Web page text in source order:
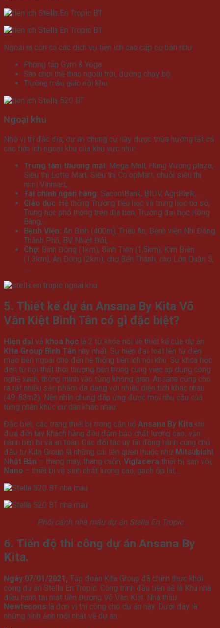
Ngoài ra còn có các dịch vụ tiện ích cao cấp cơ bản như:
Phòng tập Gym & Yoga.
Sân chơi thể thao ngoài trời, đường chạy bộ.
Trường mẫu giáo nội khu.
Ngoại khu
Nhờ vị trí đắc địa, dự án chung cư này được thừa hưởng tất cả
các tiện ích ngoại khu của khu vực như:
Trung tâm thương mại: Mega Mall, Hùng Vương plaza,
Siêu thị Lotte Mart, Siêu thị Co.opMart, chuỗi siêu thị
mini Vinmart,..
Tài chính ngân hàng: SacomBank, BIDV, AgriBank,….
Giáo dục: Hệ thống Trường tiểu học và trung học cơ sở,
Trung học phổ thông trên địa bàn, Trường đại học Hồng
Bàng,…
Bệnh Viện: An Bình (400m), Triều An, Bệnh viện Nhi Đồng
Thành Phố, BV Nhiệt Đới,…
Chợ: Bình Đông (1km), Bình Tiên (1,5km), Kim Biên
(1,3km), An Đông (2km), chợ Bến Thành, chợ Lớn Quận 5,
5. Thiết kế dự án Ansana By Kita Võ
Văn Kiệt Bình Tân có gì đặc biệt?
Hiện đại và khoa học là 2 từ khóa nói về thiết kế của dự án
Kita Group Bình Tân này nhất. Sự hiện đại toát lên từ diện
mạo bên ngoài cho đến hệ thống tiện ích nội khu. Sự khoa học
đến từ nội thất thời thượng bên trong cùng việc áp dụng công
nghệ xanh, thông minh vào từng không gian. Ansana cũng cho
ra rất nhiều sản phẩm đa dạng với nhiều diện tích khác nhau
(49-83m2). Nên nhìn chung đáp ứng được mọi nhu cầu của
từng phân khúc cư dân khác nhau.
Đặc biệt, các trang thiết bị trong căn hộ Ansana By Kita khi
đưa đến tay khách hàng đều đảm bảo chất lượng cao, vận
hành bền bỉ và an toàn. Các đối tác uy tín đồng hành cùng chủ
đầu tư Kita Group là những cái tên quen thuộc như Mitsubishi
N hật Bản – thang máy, thang cuốn, Viglacera thiết bị sen vòi,
Nano – thiết bị vệ sinh chất lượng cao, gạch ốp lát,….
Phối cảnh nhà mẫu dự án Stella En Tropic
6. Tiến độ thi công dự án Ansana By
Kita.
Ngày 07/01/2021, Tập đoàn Kita Group đã chính thức khởi
công dự án Stella En Tropic. Công trình đầu tiên sẽ là Khu nhà
điều hành tại mặt tiền Đường Võ Văn Kiệt. Nhà thầu
Newtecons là đơn vị thi công cho dự án này. Dưới đây là
những hình ảnh mới nhất về dự án: